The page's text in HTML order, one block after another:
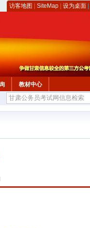
访客地图 SiteMap 设为桌面
教材中心